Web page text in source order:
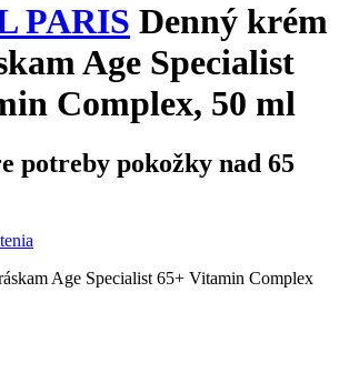
PARIS Denný krém
Age Specialist
Complex, 50 ml
potreby pokožky nad 65
Age Specialist 65+ Vitamin Complex